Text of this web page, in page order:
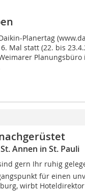
Planertag
Mal statt (22. bis
Planungsbüro
Annen in St. Pauli
gern Ihr ruhig
für einen
wirbt